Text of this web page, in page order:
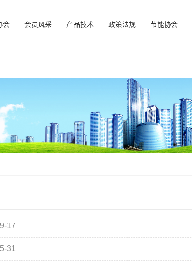
会 会员风采 产品技术 政策法规 节能协会
17
31